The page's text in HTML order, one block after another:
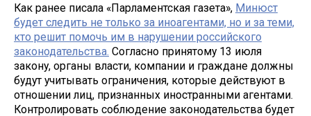
Как ранее писала «Парламентская газета», Минюст
будет следить не только за иноагентами, но и за теми,
кто решит помочь им в нарушении российского
законодательства. Согласно принятому 13 июля
закону, органы власти, компании и граждане должны
будут учитывать ограничения, которые действуют в
отношении лиц, признанных иностранными агентами.
Контролировать соблюдение законодательства будет